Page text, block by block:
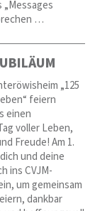
…
„125
feiern
einen
voller Leben,
Freude! Am 1.
und deine
ins CVJM-
um gemeinsam
dankbar